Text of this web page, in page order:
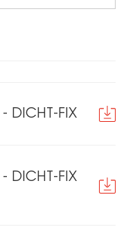
- DICHT-FIX
- DICHT-FIX